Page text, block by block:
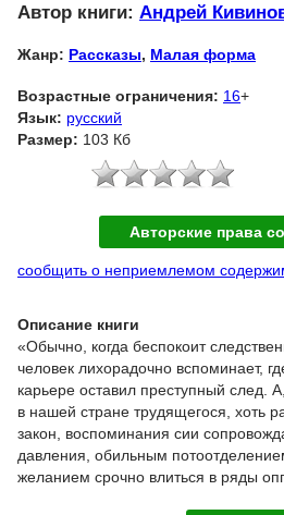
Автор книги: Андрей
Жанр: Рассказы, Малая форма
Возрастные ограничения: 16+
Язык: русский
Размер: 103 Кб
Авторские права
сообщить о неприемлемом
Описание книги
«Обычно, когда беспокоит
человек лихорадочно вспоминает,
карьере оставил преступный след.
в нашей стране трудящегося, хоть
закон, воспоминания сии
давления, обильным
желанием срочно влиться в ряды